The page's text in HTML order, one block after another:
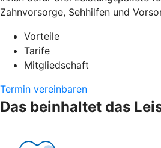
Zahnvorsorge, Sehhilfen und
Vorteile
Tarife
Mitgliedschaft
Termin vereinbaren
Das beinhaltet das